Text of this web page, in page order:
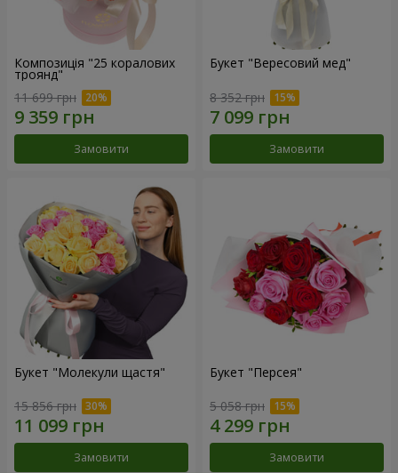
Композиція "25 коралових
троянд"
11 699 грн
Замовити
Букет "Вересовий мед"
8 352 грн
Замовити
Букет "Молекули щастя"
15 856 грн
Замовити
Букет "Персея"
5 058 грн
Замовити